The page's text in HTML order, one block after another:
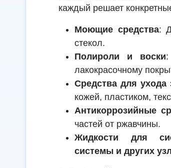
каждый решает
Моющие средства:
стекол.
Полироли и воски
лакокрасочному
Средства для ухода
кожей, пластиком,
Антикоррозийные
частей от ржавчины.
Жидкости для
системы и других